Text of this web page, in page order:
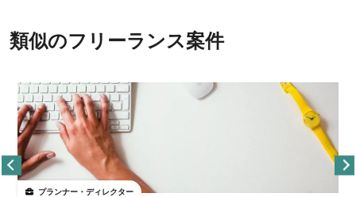
類似のフリーランス案件
プランナー・ディレクター